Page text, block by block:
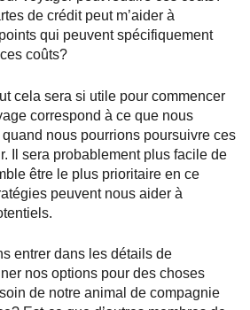
de crédit peut m’aider à
qui peuvent spécifiquement
coûts?
cela sera si utile pour commencer
correspond à ce que nous
nous pourrions poursuivre ces
Il sera probablement plus facile de
être le plus prioritaire en ce
peuvent nous aider à
entrer dans les détails de
nos options pour des choses
de notre animal de compagnie